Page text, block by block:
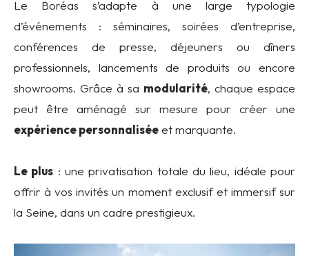
Le Boréas s’adapte à une large typologie
d’événements : séminaires, soirées d’entreprise,
conférences de presse, déjeuners ou dîners
professionnels, lancements de produits ou encore
showrooms. Grâce à sa modularité, chaque espace
peut être aménagé sur mesure pour créer une
expérience personnaliséeet marquante.
Le plus : une privatisation totale du lieu, idéale pour
offrir à vos invités un moment exclusif et immersif sur
la Seine, dans un cadre prestigieux.